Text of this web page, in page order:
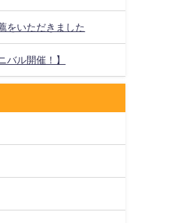
をいただきました
バル開催！】